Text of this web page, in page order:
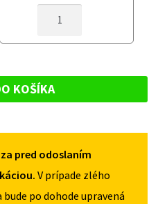
DOJAZDOVÉ
C218
OD
5X112
KOŠÍKA
pred odoslaním
V prípade zlého
po dohode upravená